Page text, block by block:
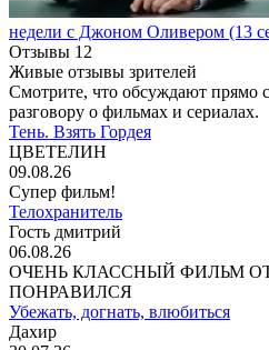
недели с Джоном Оливером (13
Отзывы 12
Живые отзывы зрителей
Смотрите, что обсуждают прямо
разговору о фильмах и сериалах.
Тень. Взять Гордея
ЦВЕТЕЛИН
09.08.26
Супер фильм!
Телохранитель
Гость дмитрий
06.08.26
ОЧЕНЬ КЛАССНЫЙ ФИЛЬМ
ПОНРАВИЛСЯ
Убежать, догнать, влюбиться
Дахир